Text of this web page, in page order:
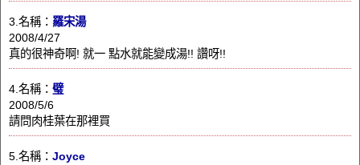
3.名稱： 羅宋湯
2008/4/27
真的很神奇啊! 就一 點水就能變成湯!! 讚呀!!
4.名稱： 璧
2008/5/6
請問肉桂葉在那裡買
5.名稱： Joyce